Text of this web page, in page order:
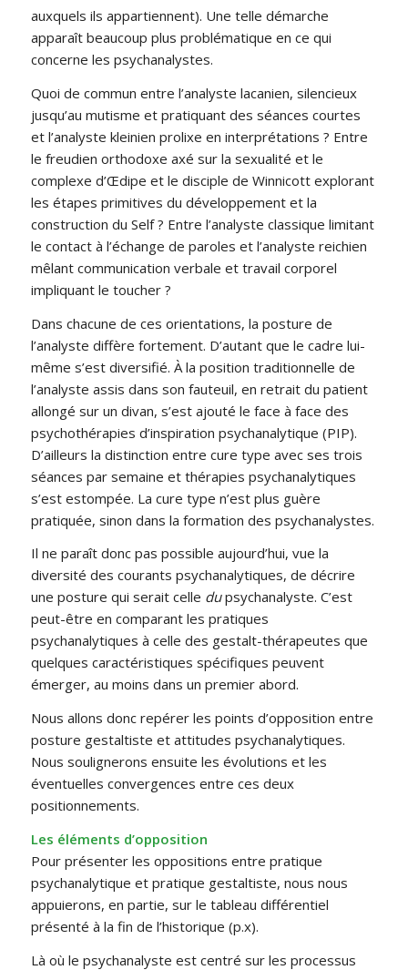
auxquels ils appartiennent). Une telle démarche
apparaît beaucoup plus problématique en ce qui
concerne les psychanalystes.
Quoi de commun entre l’analyste lacanien, silencieux
jusqu’au mutisme et pratiquant des séances courtes
et l’analyste kleinien prolixe en interprétations ? Entre
le freudien orthodoxe axé sur la sexualité et le
complexe d’Œdipe et le disciple de Winnicott explorant
les étapes primitives du développement et la
construction du Self ? Entre l’analyste classique limitant
le contact à l’échange de paroles et l’analyste reichien
mêlant communication verbale et travail corporel
impliquant le toucher ?
Dans chacune de ces orientations, la posture de
l’analyste diffère fortement. D’autant que le cadre lui-
même s’est diversifié. À la position traditionnelle de
l’analyste assis dans son fauteuil, en retrait du patient
allongé sur un divan, s’est ajouté le face à face des
psychothérapies d’inspiration psychanalytique (PIP).
D’ailleurs la distinction entre cure type avec ses trois
séances par semaine et thérapies psychanalytiques
s’est estompée. La cure type n’est plus guère
pratiquée, sinon dans la formation des psychanalystes.
Il ne paraît donc pas possible aujourd’hui, vue la
diversité des courants psychanalytiques, de décrire
une posture qui serait celle dupsychanalyste. C’est
peut-être en comparant les pratiques
psychanalytiques à celle des gestalt-thérapeutes que
quelques caractéristiques spécifiques peuvent
émerger, au moins dans un premier abord.
Nous allons donc repérer les points d’opposition entre
posture gestaltiste et attitudes psychanalytiques.
Nous soulignerons ensuite les évolutions et les
éventuelles convergences entre ces deux
positionnements.
Les éléments d’opposition
Pour présenter les oppositions entre pratique
psychanalytique et pratique gestaltiste, nous nous
appuierons, en partie, sur le tableau différentiel
présenté à la fin de l’historique (p.x).
Là où le psychanalyste est centré sur les processus